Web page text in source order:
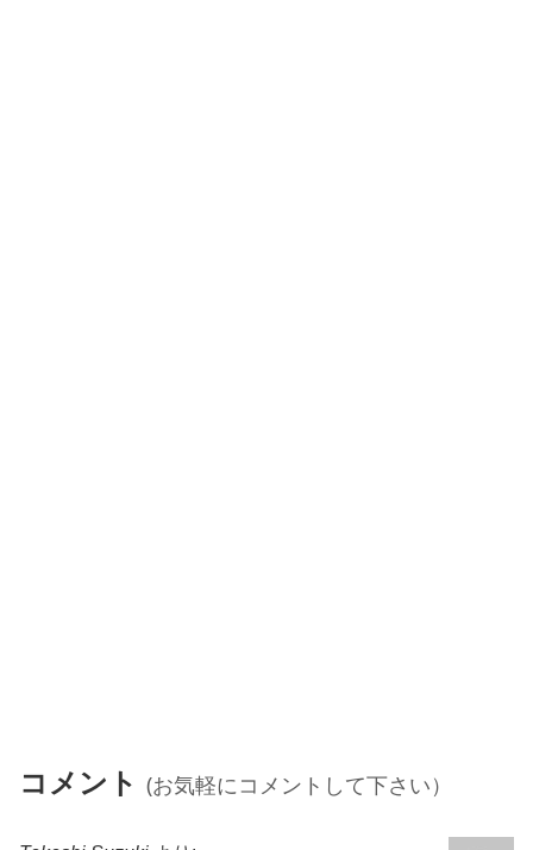
コメント (お気軽にコメントして下さい）